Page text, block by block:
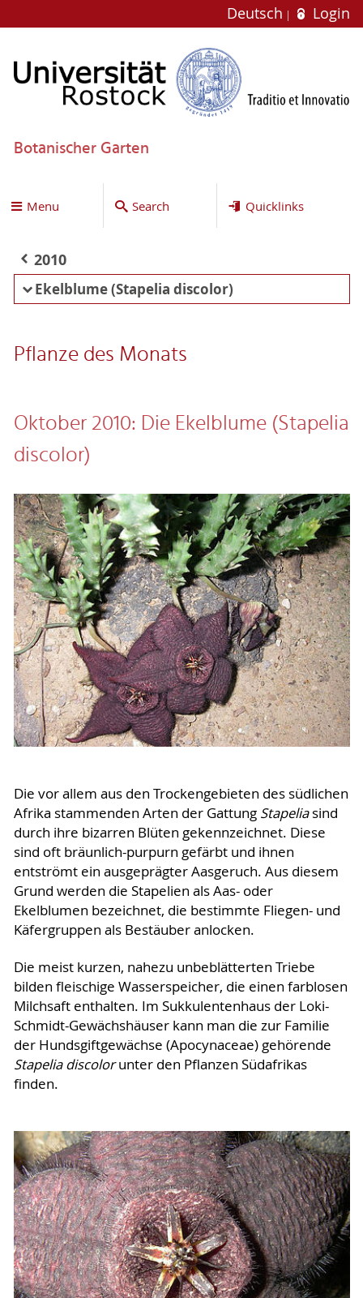
Deutsch Login
Botanischer Garten
Menu Search Quicklinks
2010
Ekelblume (Stapelia discolor)
Pflanze des Monats
Oktober 2010: Die Ekelblume (Stapelia
discolor)
Die vor allem aus den Trockengebieten des südlichen
Afrika stammenden Arten der Gattung Stapeliasind
durch ihre bizarren Blüten gekennzeichnet. Diese
sind oft bräunlich-purpurn gefärbt und ihnen
entströmt ein ausgeprägter Aasgeruch. Aus diesem
Grund werden die Stapelien als Aas- oder
Ekelblumen bezeichnet, die bestimmte Fliegen- und
Käfergruppen als Bestäuber anlocken.
Die meist kurzen, nahezu unbeblätterten Triebe
bilden fleischige Wasserspeicher, die einen farblosen
Milchsaft enthalten. Im Sukkulentenhaus der Loki-
Schmidt-Gewächshäuser kann man die zur Familie
der Hundsgiftgewächse (Apocynaceae) gehörende
Stapelia discolorunter den Pflanzen Südafrikas
finden.